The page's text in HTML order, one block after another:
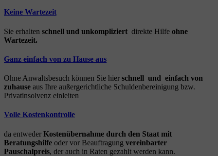
Keine Wartezeit
Sie erhalten schnell und unkompliziert direkte Hilfe ohne
Wartezeit.
Ganz einfach von zu Hause aus
Ohne Anwaltsbesuch können Sie hier schnell und einfach von
zuhause aus Ihre außergerichtliche Schuldenbereinigung bzw.
Privatinsolvenz einleiten
Volle Kostenkontrolle
da entweder Kostenübernahme durch den Staat mit
Beratungshilfe oder vor Beauftragung vereinbarter
Pauschalpreis, der auch in Raten gezahlt werden kann.